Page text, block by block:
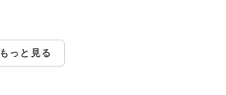
もっと見る